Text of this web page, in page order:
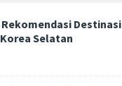
Destinasi
Selatan